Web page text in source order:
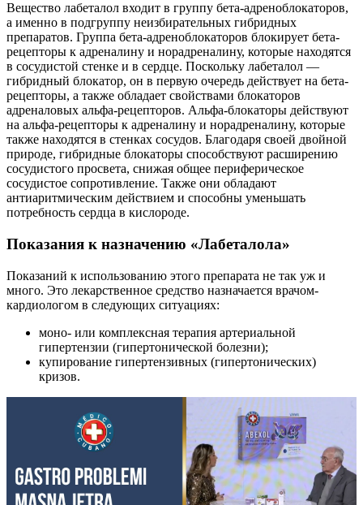
Вещество лабеталол входит в группу бета-адреноблокаторов,
а именно в подгруппу неизбирательных гибридных
препаратов. Группа бета-адреноблокаторов блокирует бета-
рецепторы к адреналину и норадреналину, которые находятся
в сосудистой стенке и в сердце. Поскольку лабеталол —
гибридный блокатор, он в первую очередь действует на бета-
рецепторы, а также обладает свойствами блокаторов
адреналовых альфа-рецепторов. Альфа-блокаторы действуют
на альфа-рецепторы к адреналину и норадреналину, которые
также находятся в стенках сосудов. Благодаря своей двойной
природе, гибридные блокаторы способствуют расширению
сосудистого просвета, снижая общее периферическое
сосудистое сопротивление. Также они обладают
антиаритмическим действием и способны уменьшать
потребность сердца в кислороде.
Показания к назначению «Лабеталола»
Показаний к использованию этого препарата не так уж и
много. Это лекарственное средство назначается врачом-
кардиологом в следующих ситуациях:
моно- или комплексная терапия артериальной
гипертензии (гипертонической болезни);
купирование гипертензивных (гипертонических)
кризов.